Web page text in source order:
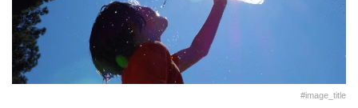
#image_title